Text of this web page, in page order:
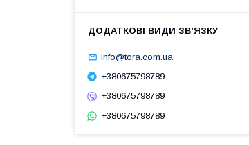
info@tora.com.ua
+380675798789
+380675798789
+380675798789